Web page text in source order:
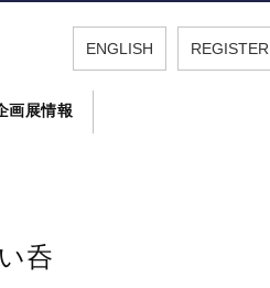
ENGLISH
画展情報
呑